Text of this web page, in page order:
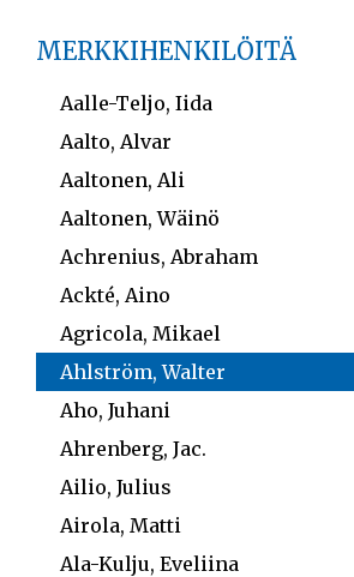
MERKKIHENKILÖITÄ
Aalle-Teljo, Iida
Aalto, Alvar
Aaltonen, Ali
Aaltonen, Wäinö
Achrenius, Abraham
Ackté, Aino
Agricola, Mikael
Ahlström, Walter
Aho, Juhani
Ahrenberg, Jac.
Ailio, Julius
Airola, Matti
Ala-Kulju, Eveliina